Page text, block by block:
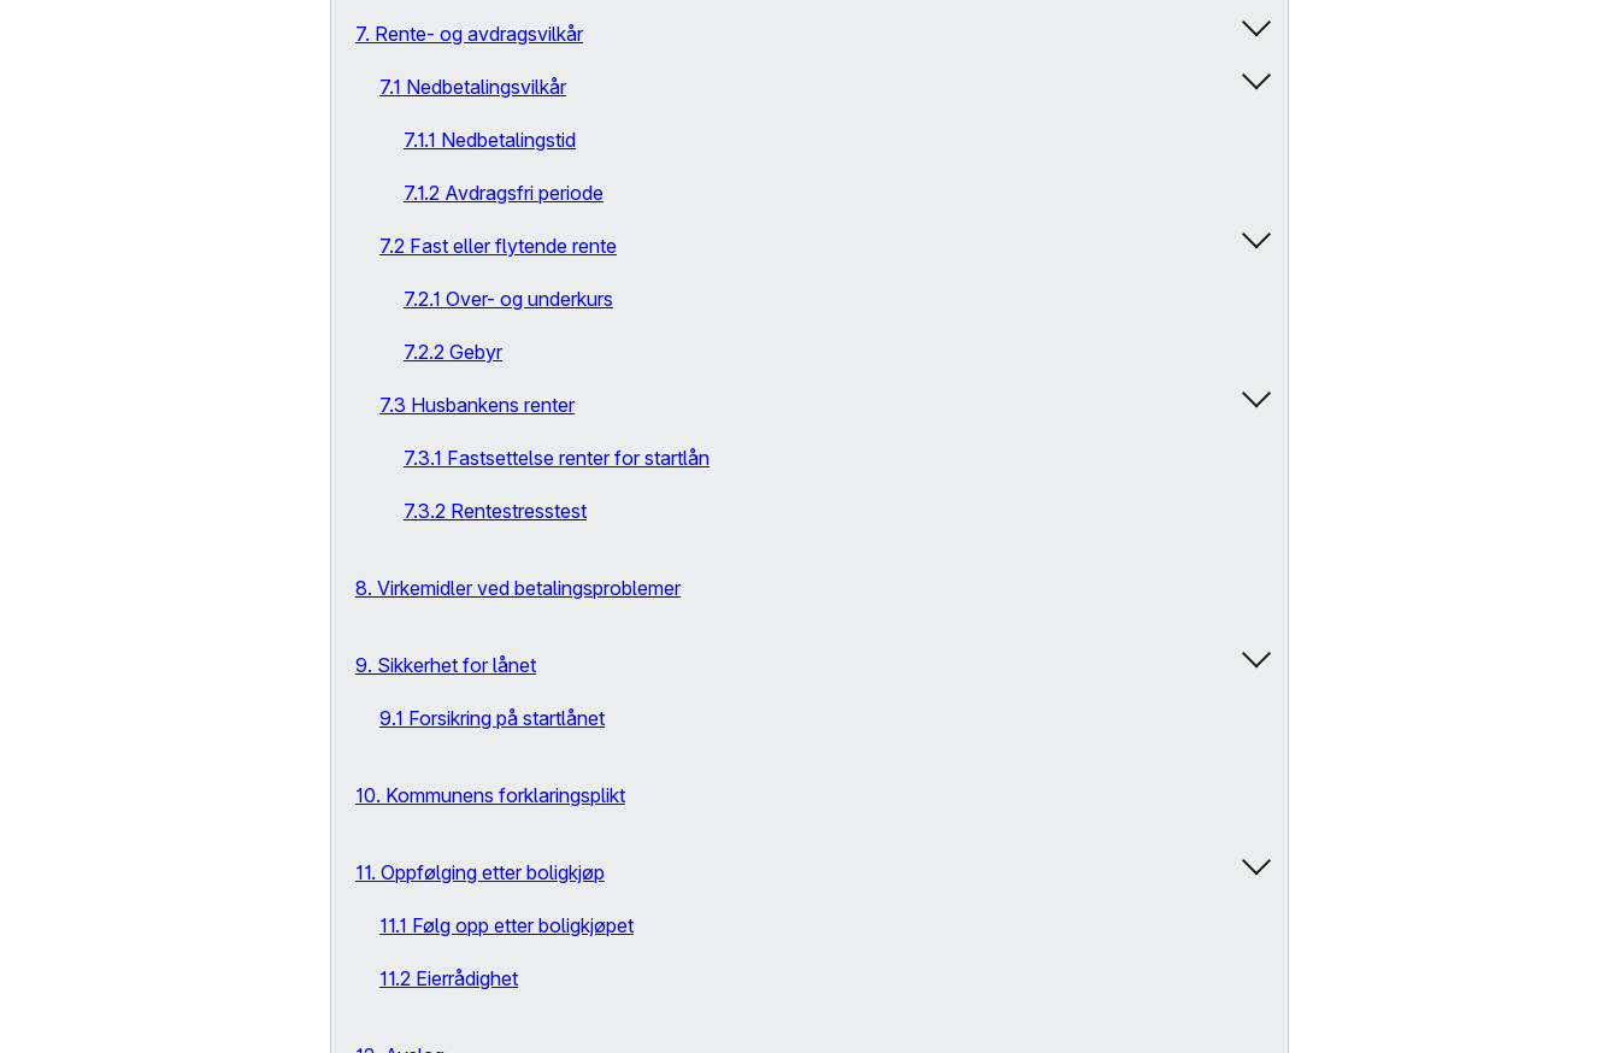
7. Rente- og avdragsvilkår
7.1 Nedbetalingsvilkår
7.1.1 Nedbetalingstid
7.1.2 Avdragsfri periode
7.2 Fast eller flytende rente
7.2.1 Over- og underkurs
7.2.2 Gebyr
7.3 Husbankens renter
7.3.1 Fastsettelse renter for startlån
7.3.2 Rentestresstest
8. Virkemidler ved betalingsproblemer
9. Sikkerhet for lånet
9.1 Forsikring på startlånet
10. Kommunens forklaringsplikt
11. Oppfølging etter boligkjøp
11.1 Følg opp etter boligkjøpet
11.2 Eierrådighet